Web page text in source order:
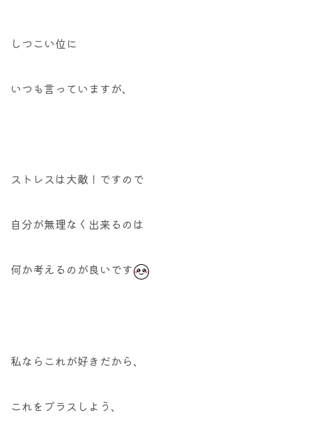
しつこい位に
いつも言っていますが、
ストレスは大敵！ですので
自分が無理なく出来るのは
何か考えるのが良いです
私ならこれが好きだから、
これをプラスしよう、